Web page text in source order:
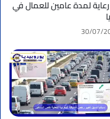
رعاية لمدة عامين للعمال في
30/07/